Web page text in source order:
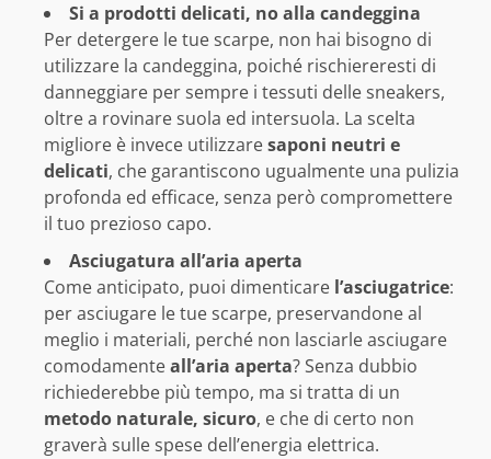
Si a prodotti delicati, no alla candeggina
Per detergere le tue scarpe, non hai bisogno di
utilizzare la candeggina, poiché rischiereresti di
danneggiare per sempre i tessuti delle sneakers,
oltre a rovinare suola ed intersuola. La scelta
migliore è invece utilizzaresaponi neutri e
delicati, che garantiscono ugualmente una pulizia
profonda ed efficace, senza però compromettere
il tuo prezioso capo.
Asciugatura all’aria aperta
Come anticipato, puoi dimenticare l’asciugatrice:
per asciugare le tue scarpe, preservandone al
meglio i materiali, perché non lasciarle asciugare
comodamenteall’aria aperta? Senza dubbio
richiederebbe più tempo, ma si tratta di un
metodo naturale, sicuro, e che di certo non
graverà sulle spese dell’energia elettrica.